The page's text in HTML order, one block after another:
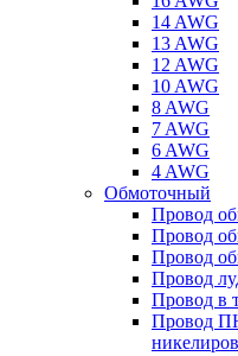
14 AWG
13 AWG
12 AWG
10 AWG
8 AWG
7 AWG
6 AWG
4 AWG
Обмоточный
Провод
Провод
Провод
Провод
Провод в
Провод